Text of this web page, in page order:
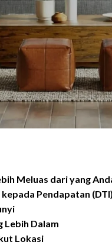
Meluas dari yang
Pendapatan (DTI)
Lebih Dalam
Lokasi